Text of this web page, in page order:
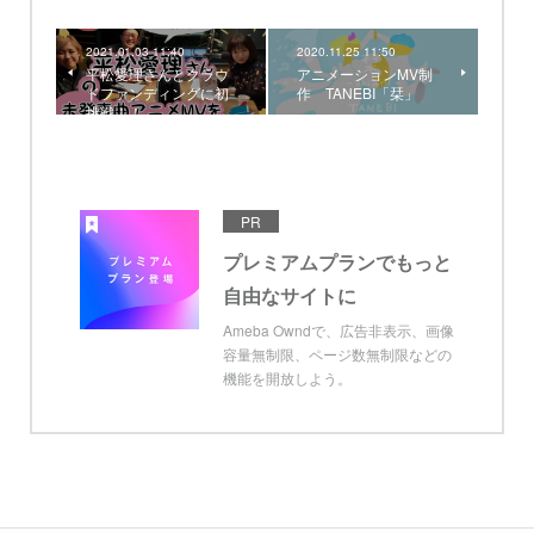
2021.01.03 11:40
平松愛理さんとクラウ
ドファンディングに初
挑戦！！
2020.11.25 11:50
アニメーションMV制
作 TANEBI「栞」
PR
プレミアムプランでもっと
自由なサイトに
Ameba Owndで、広告非表示、画像
容量無制限、ページ数無制限などの
機能を開放しよう。